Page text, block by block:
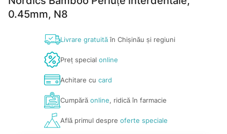
0.45mm, N8
Livrare gratuităîn Chișinău și regiuni
Preț special online
Achitare cu card
Cumpărăonline, ridică în farmacie
Află primul despre oferte speciale